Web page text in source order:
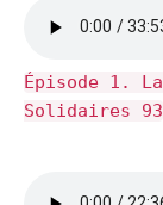
Épisode 1.
Solidaires 93